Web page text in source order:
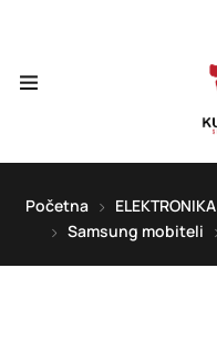
Početna ELEKTRONIKA
Samsung mobiteli